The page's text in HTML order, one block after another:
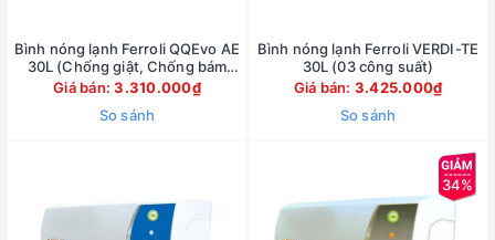
Bình nóng lạnh Ferroli QQEvo AE
30L (Chống giật, Chống bám
cặn)
Giá bán:3.310.000₫
So sánh
Bình nóng lạnh Ferroli VERDI-TE
30L (03 công suất)
Giá bán: 3.425.000₫
So sánh
34%